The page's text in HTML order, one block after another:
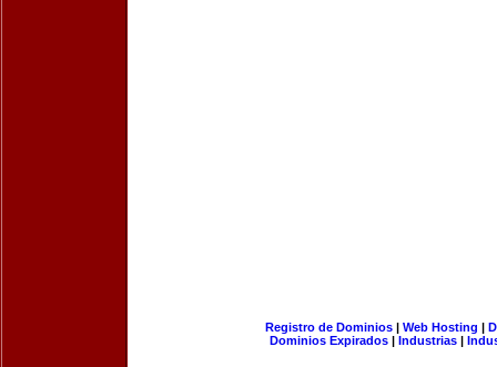
Registro de Dominios| Web Hosting |
Dominios Expirados | Industrias |